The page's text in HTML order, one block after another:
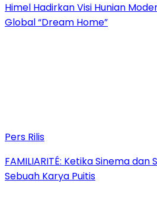
Himel Hadirkan Visi Hunian
Global “Dream Home”
Pers Rilis
FAMILIARITÉ: Ketika Sinema
Sebuah Karya Puitis